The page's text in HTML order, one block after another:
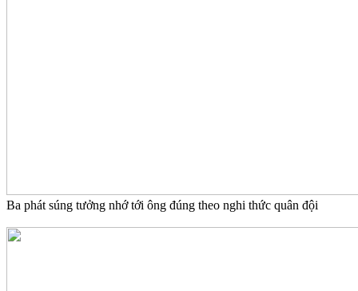
Ba phát súng tưởng nhớ tới ông đúng theo nghi thức quân đội